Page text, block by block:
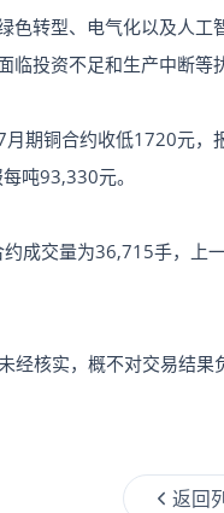
色转型、电气化以及人
临投资不足和生产中断等
铜合约收低1720元，
吨93,330元。
成交量为36,715手，上
经核实，概不对交易结
返回